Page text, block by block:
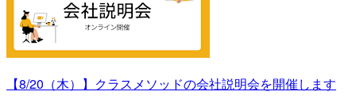
【8/20（木）】クラスメソッドの会社説明会を開催します